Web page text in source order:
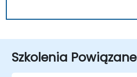
Szkolenia Powiązane